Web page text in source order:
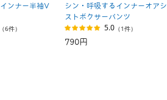
ンナー半袖V
6件）
シン・呼吸するインナーオアシ
ストボクサーパンツ
5.0 （1件）
790円